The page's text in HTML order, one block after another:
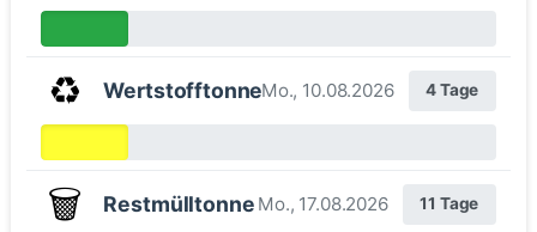
♻️ WertstofftonneMo., 10.08.2026 4 Tage
🗑️ Restmülltonne Mo., 17.08.2026 11 Tage